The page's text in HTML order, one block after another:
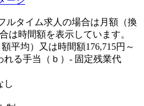
ルタイム求人の場合は月額（換
は時間額を表示しています。
平均）又は時間額176,715円～
れる手当（ｂ）- 固定残業代
し